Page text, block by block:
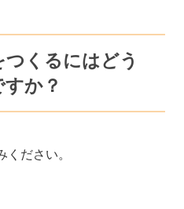
くるにはどう
か？
ください。